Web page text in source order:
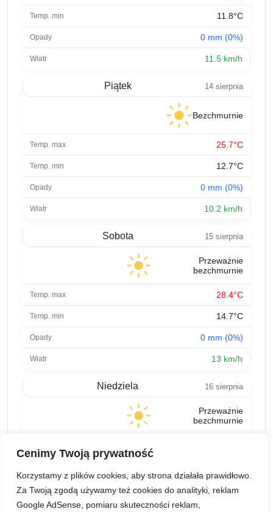
Cenimy Twoją prywatność
Korzystamy z plików cookies, aby strona działała prawidłowo.
Za Twoją zgodą używamy też cookies do analityki, reklam
Google AdSense, pomiaru skuteczności reklam,
11.8°C
0 mm (0%)
11.5 km/h
Piątek 14 sierpnia
Bezchmurnie
25.7°C
12.7°C
0 mm (0%)
10.2 km/h
Sobota 15 sierpnia
Przeważnie
bezchmurnie
28.4°C
14.7°C
0 mm (0%)
13 km/h
Niedziela 16 sierpnia
Przeważnie
bezchmurnie
0 mm (15%)